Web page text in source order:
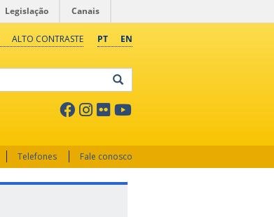
Legislação Canais
PT EN
ALTO CONTRASTE
Telefones Fale conosco